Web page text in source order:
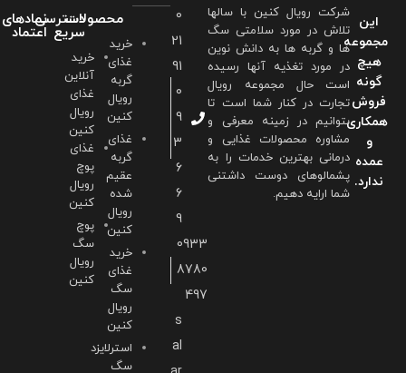
این
مجموعه
هیچ
گونه
فروش
همکاری
و
عمده
ندارد.
شرکت رویال کنین با سالها
تلاش در مورد سلامتی سگ
ها و گربه ها به دانش نوین
در مورد تغذیه آنها رسیده
است حال مجموعه رویال
تجارت در کنار شما است تا
بتوانیم در زمینه معرفی و
مشاوره محصولات غذایی و
درمانی بهترین خدمات را به
پشمالوهای دوست داشتنی
شما ارايه دهیم.
0
21
91
0
9
3
6
6
9
0933
8780
497
s
al
محصولات
خرید
غذای
گربه
رویال
کنین
غذای
گربه
عقیم
شده
رویال
کنین
خرید
غذای
سگ
رویال
کنین
استرلایزد
سگ
دسترسی
سریع
خرید
آنلاین
غذای
رویال
کنین
غذای
پوچ
رویال
کنین
پوچ
سگ
رویال
کنین
نمادهای
اعتماد